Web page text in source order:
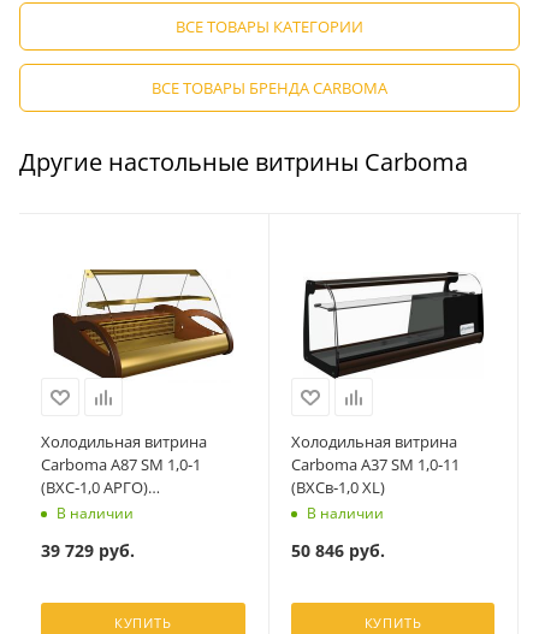
ВСЕ ТОВАРЫ КАТЕГОРИИ
ВСЕ ТОВАРЫ БРЕНДА CARBOMA
Другие настольные витрины Carboma
Холодильная витрина
Carboma A87 SM 1,0‑1
(ВХС‑1,0 АРГО)
коричневый/золото
В наличии
39 729руб.
КУПИТЬ
Холодильная витрина
Carboma A37 SM 1,0‑11
(ВХСв‑1,0 XL)
В наличии
50 846руб.
КУПИТЬ